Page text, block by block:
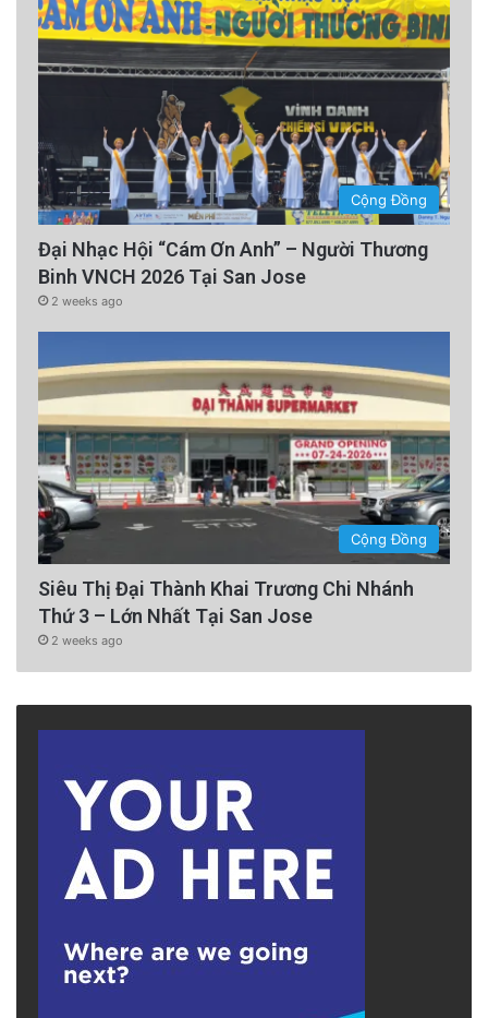
Cộng Đồng
Đại Nhạc Hội “Cám Ơn Anh” – Người Thương
Binh VNCH 2026 Tại San Jose
2 weeks ago
Cộng Đồng
Siêu Thị Đại Thành Khai Trương Chi Nhánh
Thứ 3 – Lớn Nhất Tại San Jose
2 weeks ago